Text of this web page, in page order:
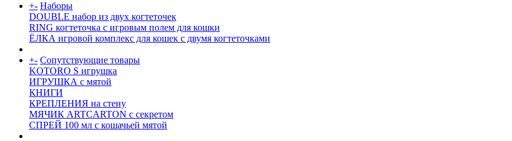
+- Наборы
DOUBLE набор из двух когтеточек
RING когтеточка c игровым полем для кошки
ЁЛКА игровой комплекс для кошек с двумя когтеточками
+- Сопутствующие товары
KOTORO S игрушка
ИГРУШКА с мятой
КНИГИ
КРЕПЛЕНИЯ на стену
МЯЧИК ARTCARTON с секретом
СПРЕЙ 100 мл с кошачьей мятой